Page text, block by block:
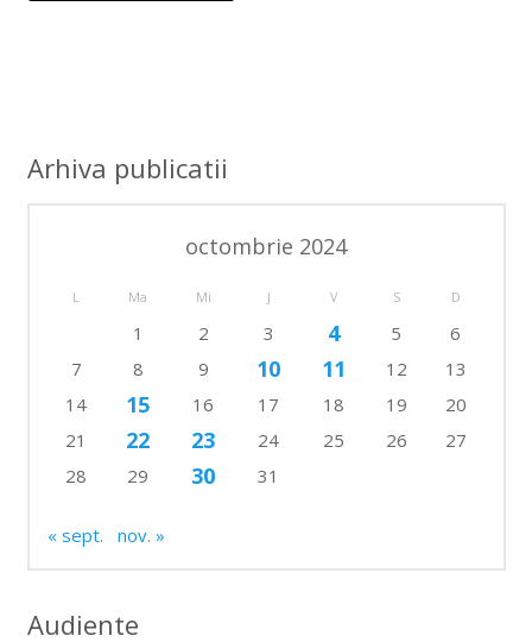
Arhiva publicatii
octombrie 2024
L Ma Mi J V S D
1 2 3 4 5
6
7
8 9 10 11 12
13
14
15 16 17 18 19
20
21
22 23 24 25 26
27
28
29 30 31
« sept. nov. »
Audiente